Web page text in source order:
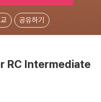
공유하기
RC Intermediate